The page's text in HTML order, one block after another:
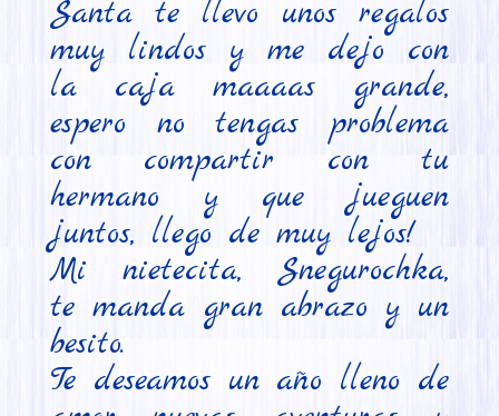
Santa te llevo unos regalos
muy lindos y me dejo con
la caja maaaas grande,
espero no tengas problema
con compartir con tu
hermano y que jueguen
juntos, llego de muy lejos!
Mi nietecita, Snegurochka,
te manda gran abrazo y un
besito.
Te deseamos un año lleno de